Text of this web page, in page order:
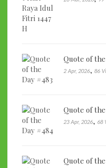
Quote of
2 Apr, 2026, 86
Quote of
23 Apr, 2026, 68
Quote of